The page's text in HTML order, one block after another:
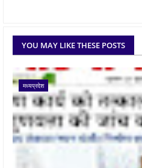
YOU MAY LIKE THESE POSTS
मध्यप्रदेश